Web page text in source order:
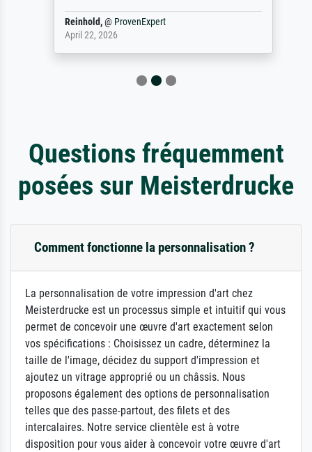
Reinhold, @ProvenExpert
April 22, 2026
Questions fréquemment
posées sur Meisterdrucke
Comment fonctionne la personnalisation ?
La personnalisation de votre impression d'art chez
Meisterdrucke est un processus simple et intuitif qui vous
permet de concevoir une œuvre d'art exactement selon
vos spécifications : Choisissez un cadre, déterminez la
taille de l'image, décidez du support d'impression et
ajoutez un vitrage approprié ou un châssis. Nous
proposons également des options de personnalisation
telles que des passe-partout, des filets et des
intercalaires. Notre service clientèle est à votre
disposition pour vous aider à concevoir votre œuvre d'art